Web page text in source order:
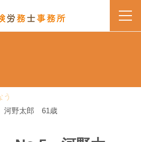
会社案内
う
野太郎 61歳